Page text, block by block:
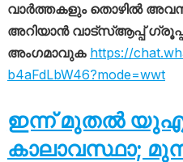
വാർത്തകളും തൊഴിൽ
അറിയാൻ വാട്സ്ആപ്പ്
അംഗമാവുക https://
b4aFdLbW46?mode=wwt
ഇന്ന് മുതൽ
കാലാവസ്ഥാ;